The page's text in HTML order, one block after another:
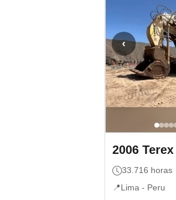
‹
2006 Terex
33.716 horas
📍Lima - Peru